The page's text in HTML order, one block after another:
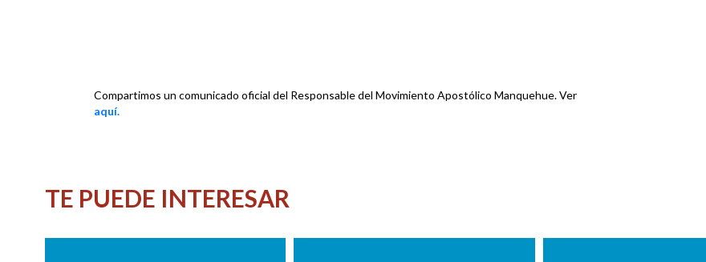
Compartimos un comunicado oficial del Responsable del Movimiento Apostólico Manquehue. Ver
aquí.
TE PUEDE INTERESAR